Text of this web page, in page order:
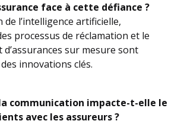
face à cette défiance ?
de l’intelligence artificielle,
processus de réclamation et le
sur mesure sont
innovations clés.
communication impacte-t-elle le
avec les assureurs ?